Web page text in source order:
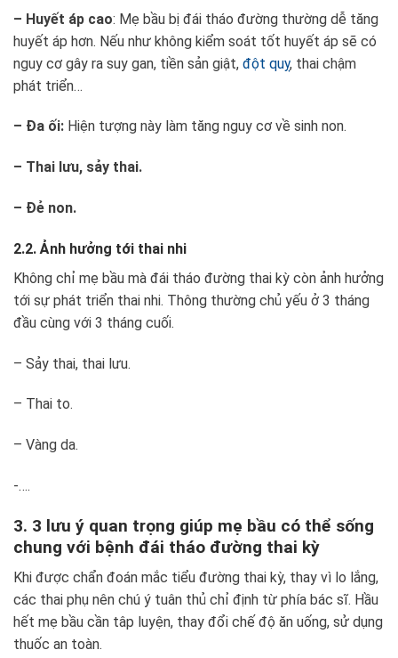
– Huyết áp cao: Mẹ bầu bị đái tháo đường thường dễ tăng
huyết áp hơn. Nếu như không kiểm soát tốt huyết áp sẽ có
nguy cơ gây ra suy gan, tiền sản giật, đột quỵ, thai chậm
phát triển…
– Đa ối: Hiện tượng này làm tăng nguy cơ về sinh non.
– Thai lưu, sảy thai.
– Đẻ non.
2.2. Ảnh hưởng tới thai nhi
Không chỉ mẹ bầu mà đái tháo đường thai kỳ còn ảnh hưởng
tới sự phát triển thai nhi. Thông thường chủ yếu ở 3 tháng
đầu cùng với 3 tháng cuối.
– Sảy thai, thai lưu.
– Thai to.
– Vàng da.
-….
3. 3 lưu ý quan trọng giúp mẹ bầu có thể sống
chung với bệnh đái tháo đường thai kỳ
Khi được chẩn đoán mắc tiểu đường thai kỳ, thay vì lo lắng,
các thai phụ nên chú ý tuân thủ chỉ định từ phía bác sĩ. Hầu
hết mẹ bầu cần tâp luyện, thay đổi chế độ ăn uống, sử dụng
thuốc an toàn.